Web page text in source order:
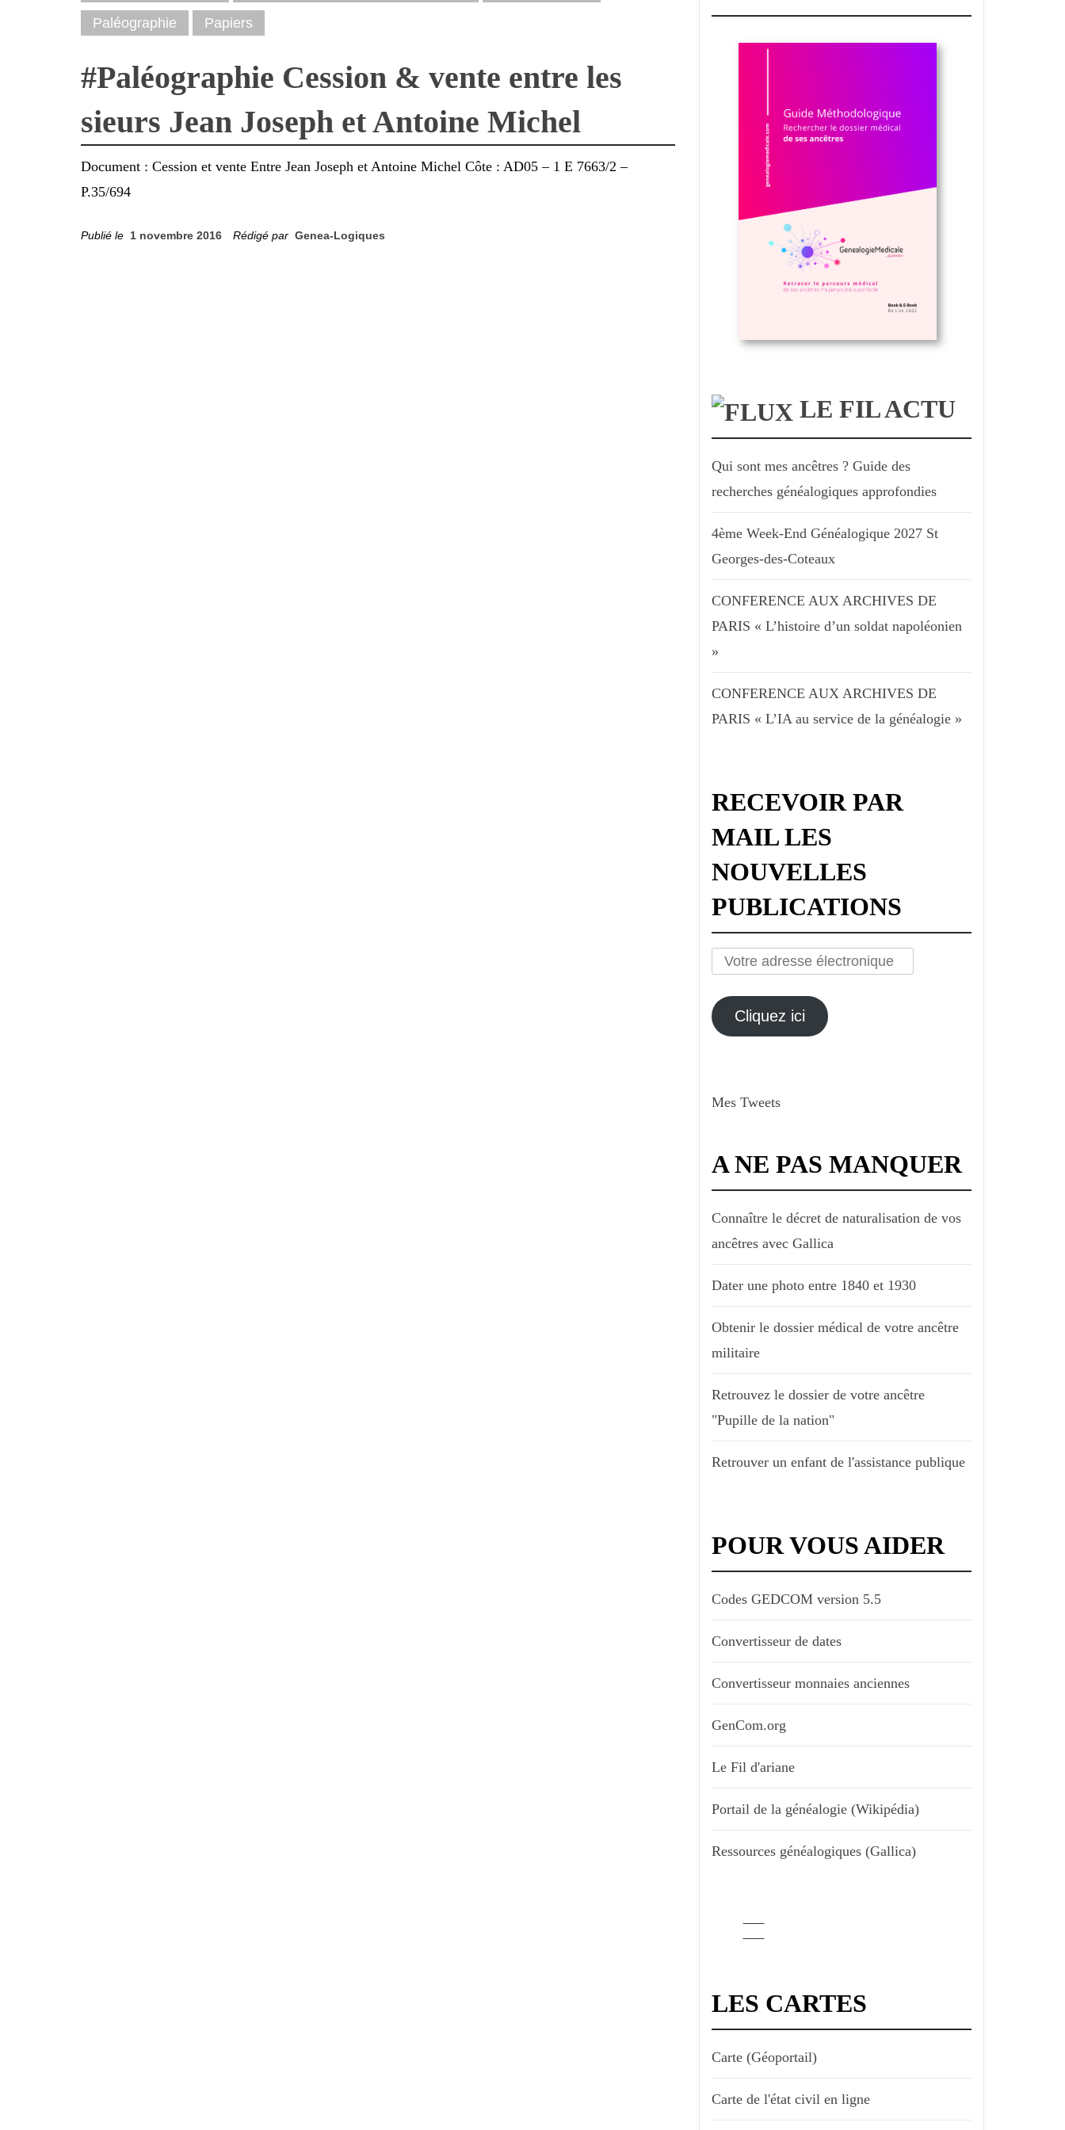
Paléographie Papiers
#Paléographie Cession & vente entre les
sieurs Jean Joseph et Antoine Michel
Document : Cession et vente Entre Jean Joseph et Antoine Michel Côte : AD05 – 1 E 7663/2 –
P.35/694
Publié le 1 novembre 2016 Rédigé par Genea-Logiques
LE FIL ACTU
Qui sont mes ancêtres ? Guide des
recherches généalogiques approfondies
4ème Week-End Généalogique 2027 St
Georges-des-Coteaux
CONFERENCE AUX ARCHIVES DE
PARIS « L’histoire d’un soldat napoléonien
»
CONFERENCE AUX ARCHIVES DE
PARIS « L’IA au service de la généalogie »
RECEVOIR PAR
MAIL LES
NOUVELLES
PUBLICATIONS
Votre
électronique
Cliquez ici
Mes Tweets
A NE PAS MANQUER
Connaître le décret de naturalisation de vos
ancêtres avec Gallica
Dater une photo entre 1840 et 1930
Obtenir le dossier médical de votre ancêtre
militaire
Retrouvez le dossier de votre ancêtre
"Pupille de la nation"
Retrouver un enfant de l'assistance publique
POUR VOUS AIDER
Codes GEDCOM version 5.5
Convertisseur de dates
Convertisseur monnaies anciennes
GenCom.org
Le Fil d'ariane
Portail de la généalogie (Wikipédia)
Ressources généalogiques (Gallica)
LES CARTES
Carte (Géoportail)
Carte de l'état civil en ligne